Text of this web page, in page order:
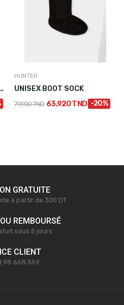
BOOT SOCK - SHORT
HUNTER
UNISEX BOOT SOCK
79,900 TND 63,920 TND -20%
GRATUITE
à partir de 300 DT
REMBOURSÉ
sous 5 jours
CLIENT
98 668 559